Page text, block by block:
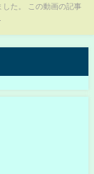
した。 この動画の記事